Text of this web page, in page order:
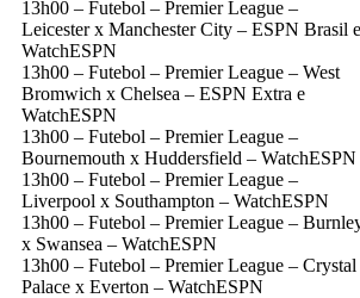
13h00 – Futebol – Premier League –
Leicester x Manchester City – ESPN Brasil e
WatchESPN
13h00 – Futebol – Premier League – West
Bromwich x Chelsea – ESPN Extra e
WatchESPN
13h00 – Futebol – Premier League –
Bournemouth x Huddersfield – WatchESPN
13h00 – Futebol – Premier League –
Liverpool x Southampton – WatchESPN
13h00 – Futebol – Premier League –
x Swansea – WatchESPN
13h00 – Futebol – Premier League – Crystal
Palace x Everton – WatchESPN